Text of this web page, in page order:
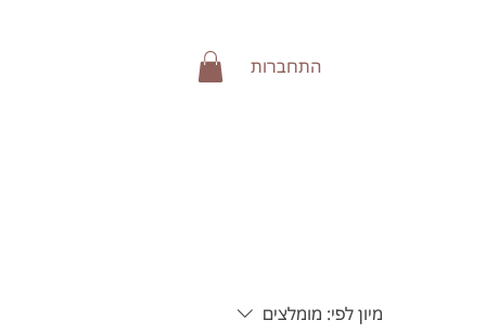
התחברות
מיון לפי: מומלצים